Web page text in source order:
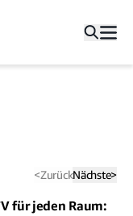
<ZurückNächste>
für jeden Raum: